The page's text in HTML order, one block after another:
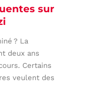
sur
? La
deux ans
Certains
veulent des